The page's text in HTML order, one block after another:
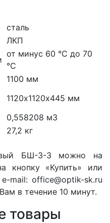
сталь
ЛКП
от минус 60 °С до 70
°С
1100 мм
1120х1120х445 мм
0,558208 м3
27,2 кг
БШ-3-3 можно на
кнопку «Купить» или
mail: office@optik-sk.ru
в течение 10 минут.
товары